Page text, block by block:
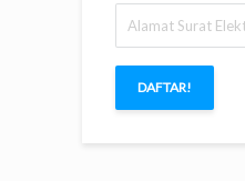
Surat
Elektronik
DAFTAR!